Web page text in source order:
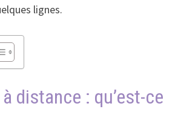
lignes.
distance : qu’est-ce